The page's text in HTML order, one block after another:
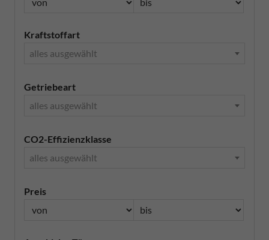
Kraftstoffart
alles ausgewählt
Getriebeart
alles ausgewählt
CO2-Effizienzklasse
alles ausgewählt
Preis